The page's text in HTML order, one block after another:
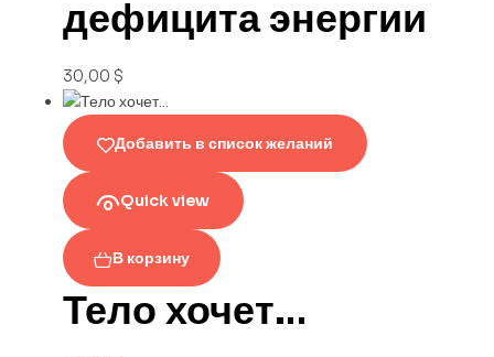
дефицита энергии
30,00 $
Добавить в список желаний
Quick view
В корзину
Тело хочет…